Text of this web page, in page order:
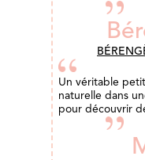
Un véritable
naturelle dans
pour découvrir